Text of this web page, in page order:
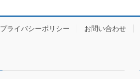
プライバシーポリシー お問い合わせ